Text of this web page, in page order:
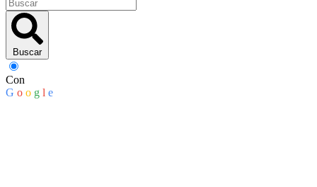
Buscar
Con
G o o g l e